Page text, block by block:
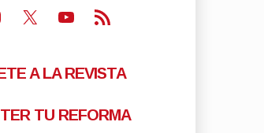
X Youtube
Feed RSS
A LA REVISTA
TU REFORMA